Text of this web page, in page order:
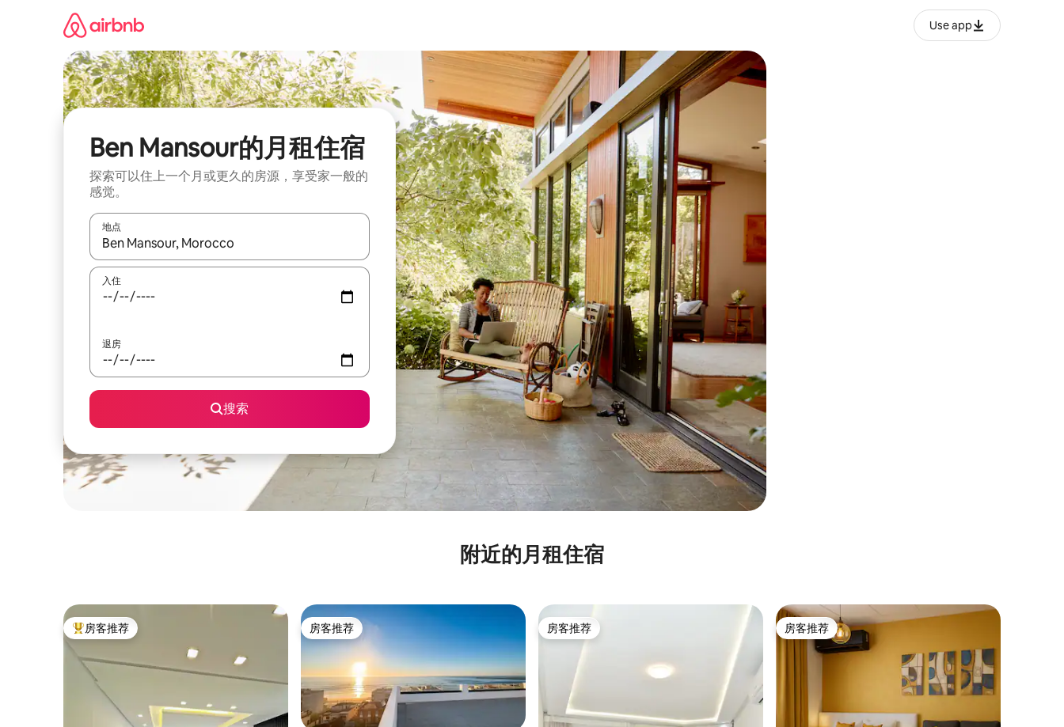
Use app
Ben Mansour的月租住宿
探索可以住上一个月或更久的房源，享受家一般的
感觉。
地点
如有搜索结果，请使用上下方向键查看，或通过点击或滑动手势浏览。
入住
退房
搜索
附近的月租住宿
热门「房客推荐」
房客推荐 房客推荐
房客推荐 房客推荐
房客推荐 房客推荐
房客推荐